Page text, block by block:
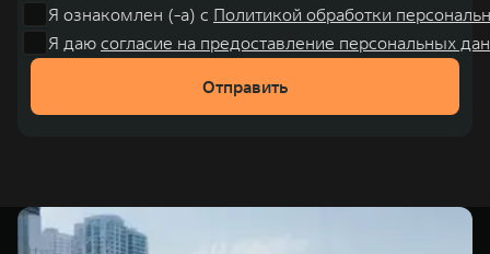
WEY 80
Масштаб возможностей
от 6 449 000 ₽
WEY 80
Масштаб
от 8 099
Я ознакомлен (-а) с Политикой обработки
Я даю согласие на предоставление персональных
Отправить